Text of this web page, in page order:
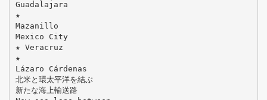
Guadalajara
★
Mazanillo
Mexico City
★ Veracruz
★
Lázaro Cárdenas
北米と環太平洋を結ぶ
新たな海上輸送路